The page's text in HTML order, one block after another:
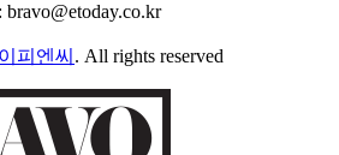
피엔씨 . All rights reserved